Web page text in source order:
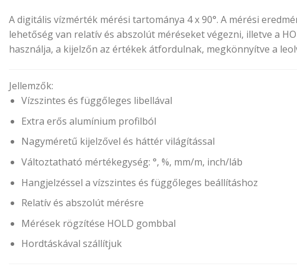
A digitális vízmérték mérési tartománya 4 x 90°. A mérési
lehetőség van relatív és abszolút méréseket végezni, illetve a
használja, a kijelzőn az értékek átfordulnak, megkönnyítve a
Jellemzők:
Vízszintes és függőleges libellával
Extra erős alumínium profilból
Nagyméretű kijelzővel és háttér világítással
Változtatható mértékegység: °, %, mm/m, inch/láb
Hangjelzéssel a vízszintes és függőleges beállításhoz
Relatív és abszolút mérésre
Mérések rögzítése HOLD gombbal
Hordtáskával szállítjuk